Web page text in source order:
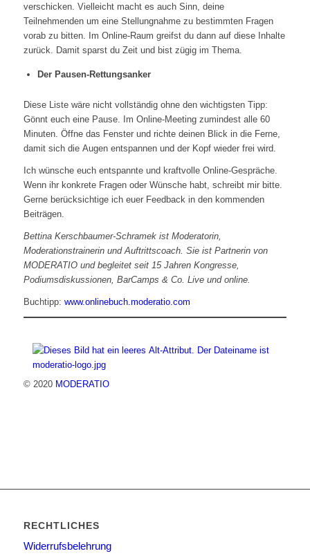
verschicken. Vielleicht macht es auch Sinn, deine
Teilnehmenden um eine Stellungnahme zu bestimmten Fragen
vorab zu bitten. Im Online-Raum greifst du dann auf diese Inhalte
zurück. Damit sparst du Zeit und bist zügig im Thema.
Der Pausen-Rettungsanker
Diese Liste wäre nicht vollständig ohne den wichtigsten Tipp:
Gönnt euch eine Pause. Im Online-Meeting zumindest alle 60
Minuten. Öffne das Fenster und richte deinen Blick in die Ferne,
damit sich die Augen entspannen und der Kopf wieder frei wird.
Ich wünsche euch entspannte und kraftvolle Online-Gespräche.
Wenn ihr konkrete Fragen oder Wünsche habt, schreibt mir bitte.
Gerne berücksichtige ich euer Feedback in den kommenden
Beiträgen.
Bettina Kerschbaumer-Schramek ist Moderatorin,
Moderationstrainerin und Auftrittscoach. Sie ist Partnerin von
MODERATIO und begleitet seit 15 Jahren Kongresse,
Podiumsdiskussionen, BarCamps & Co. Live und online.
Buchtipp: www.onlinebuch.moderatio.com
© 2020 MODERATIO
RECHTLICHES
Widerrufsbelehrung